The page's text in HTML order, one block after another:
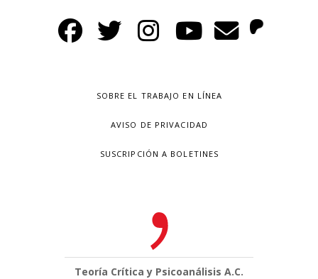
SOBRE EL TRABAJO EN LÍNEA
AVISO DE PRIVACIDAD
SUSCRIPCIÓN A BOLETINES
Teoría Crítica y Psicoanálisis A.C.